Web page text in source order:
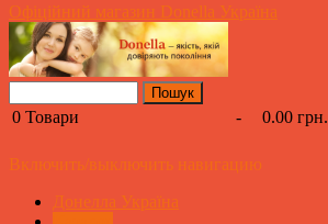
Офіційний магазин Donella Україна
0 Товари -
0.00 грн.
Включить/выключить навигацию
Донелла Україна